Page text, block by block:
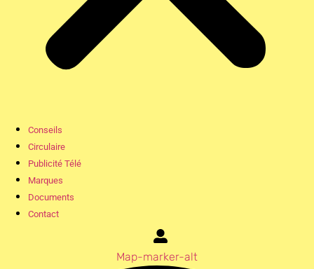
Conseils
Circulaire
Publicité Télé
Marques
Documents
Contact
Map-marker-alt